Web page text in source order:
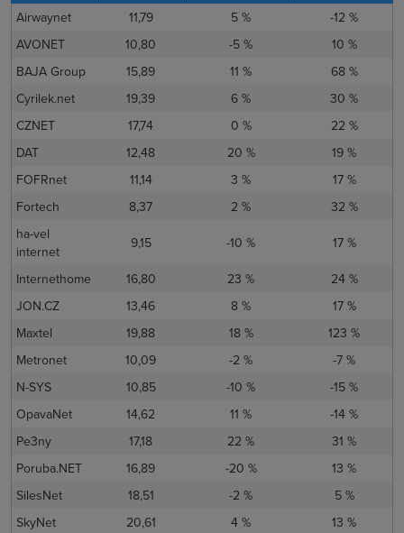
Airwaynet
11,79 5 %
-12 %
AVONET
10,80 -5 %
10 %
BAJA Group
15,89 11 %
68 %
Cyrilek.net
19,39 6 %
30 %
CZNET
17,74 0 %
22 %
DAT
12,48 20 %
19 %
FOFRnet
11,14 3 %
17 %
Fortech
8,37 2 %
32 %
ha-vel
internet
9,15 -10 %
17 %
Internethome
16,80 23 %
24 %
JON.CZ
13,46 8 %
17 %
Maxtel
19,88 18 %
123 %
Metronet
10,09 -2 %
-7 %
N-SYS
10,85 -10 %
-15 %
OpavaNet
14,62 11 %
-14 %
Pe3ny
17,18 22 %
31 %
Poruba.NET
16,89 -20 %
13 %
SilesNet
18,51 -2 %
5 %
SkyNet
20,61 4 %
13 %